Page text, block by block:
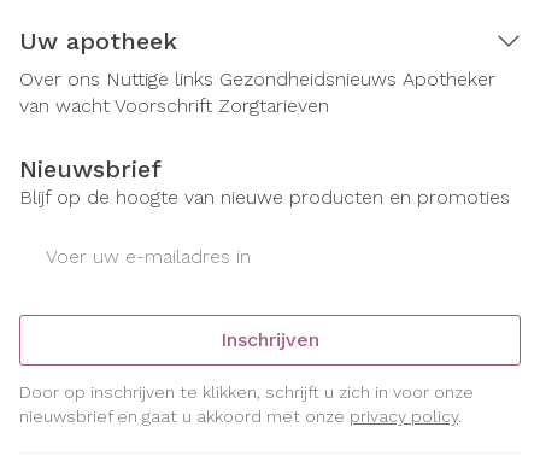
Uw apotheek
Over ons Nuttige links Gezondheidsnieuws Apotheker
van wacht Voorschrift Zorgtarieven
Nieuwsbrief
Blijf op de hoogte van nieuwe producten en promoties
Inschrijven
Door op inschrijven te klikken, schrijft u zich in voor onze
nieuwsbrief en gaat u akkoord met onze privacy policy.